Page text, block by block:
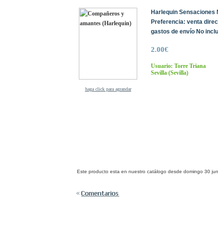
haga click para agrandar
Harlequin Sensaciones
Preferencia: venta
gastos de envío No
2.00€
Usuario: Torre Triana
Sevilla (Sevilla)
Este producto esta en nuestro catálogo desde domingo 30